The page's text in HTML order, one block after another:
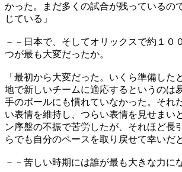
かった。まだ多くの試合が残っているの
じている」
－－日本で、そしてオリックスで約１０
つが最も大変だったか。
「最初から大変だった。いくら準備した
地で新しいチームに適応するというのは
手のボールにも慣れていなかった。それ
い表情を維持し、つらい表情を見せまい
ン序盤の不振で苦労したが、それほど長
らでも自分のペースを取り戻せて幸いだ
－－苦しい時期には誰が最も大きな力に